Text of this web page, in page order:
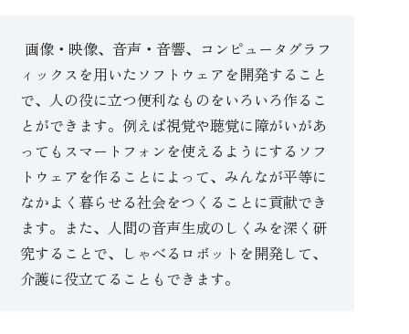
画像・映像、音声・音響、コンピュータグラフ
ィックスを用いたソフトウェアを開発すること
で、人の役に立つ便利なものをいろいろ作るこ
とができます。例えば視覚や聴覚に障がいがあ
ってもスマートフォンを使えるようにするソフ
トウェアを作ることによって、みんなが平等に
なかよく暮らせる社会をつくることに貢献でき
ます。また、人間の音声生成のしくみを深く研
究することで、しゃべるロボットを開発して、
介護に役立てることもできます。